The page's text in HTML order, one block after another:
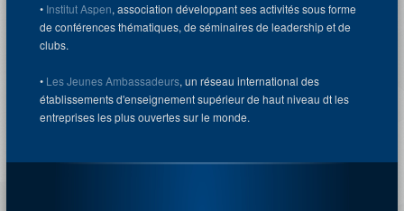
• Institut Aspen, association développant ses activités sous forme
de conférences thématiques, de séminaires de leadership et de
clubs.
• Les Jeunes Ambassadeurs, un réseau international des
établissements d'enseignement supérieur de haut niveau dt les
entreprises les plus ouvertes sur le monde.